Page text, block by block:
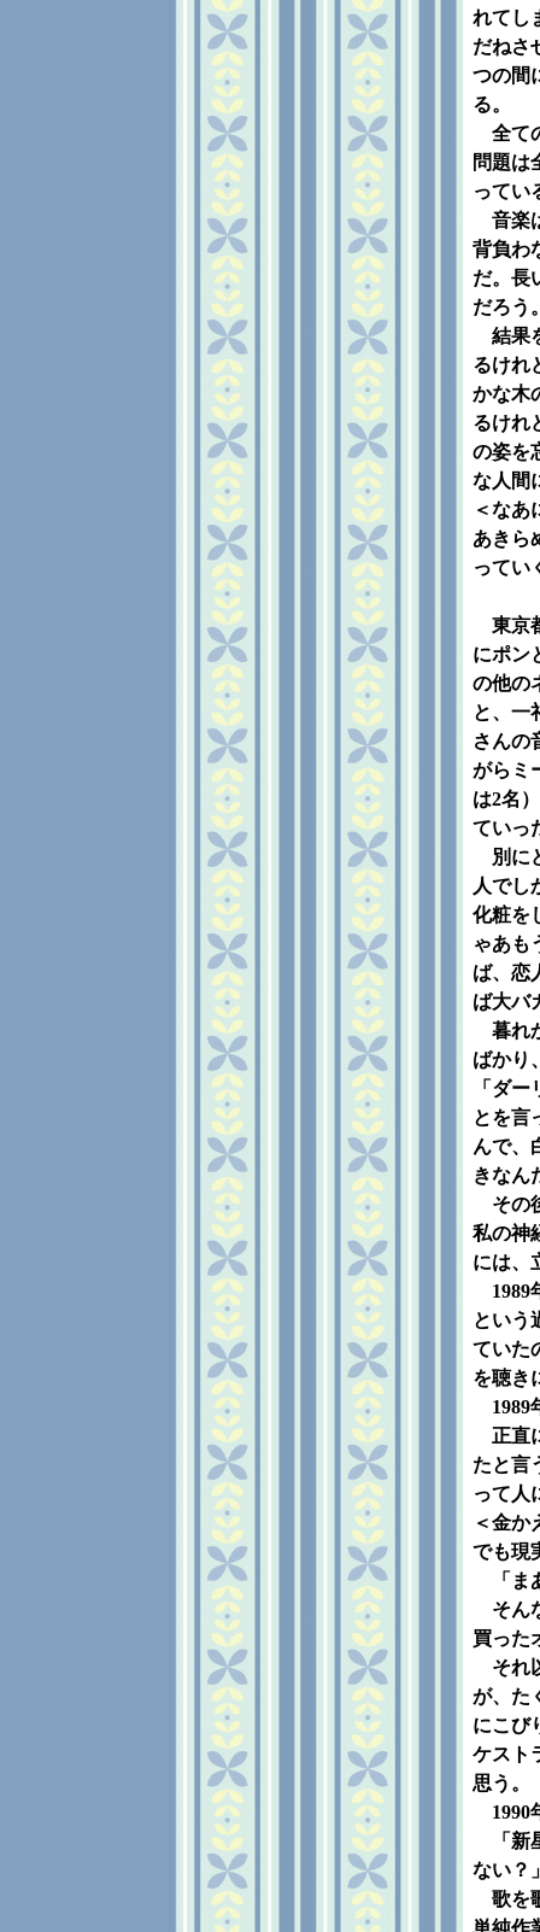
れてし
だねさ
つの間
る。
全て
問題は
ってい
音楽
背負わ
だ。長
だろう
結果
るけれ
かな木
るけれ
の姿を
な人間
＜なあ
あきら
ってい
東京
にポン
の他の
と、一
さんの
がらミ
は2名
ていっ
別に
人でし
化粧を
ゃあも
ば、恋
ば大バ
暮れ
ばかり
「ダ
とを言
んで、
きなん
その
私の神
には、
1989
という
ていた
を聴き
1989
正直
たと言
って人
＜金か
でも現
「ま
そん
買った
それ
が、た
にこび
ケスト
思う。
1990
「新
ない？
歌を
単純作